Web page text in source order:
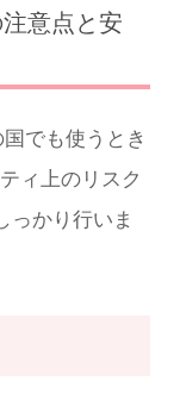
意点と安
でも使うとき
ィ上のリスク
っかり行いま